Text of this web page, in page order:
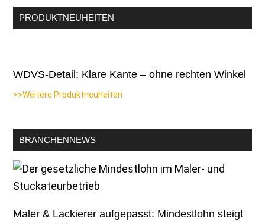
PRODUKTNEUHEITEN
WDVS-Detail: Klare Kante – ohne rechten Winkel
>>Weitere Produktneuheiten
BRANCHENNEWS
Maler & Lackierer aufgepasst: Mindestlohn steigt